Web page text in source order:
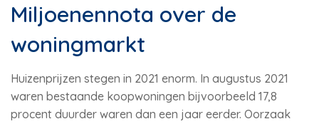
Miljoenennota over de
woningmarkt
Huizenprijzen stegen in 2021 enorm. In augustus 2021
waren bestaande koopwoningen bijvoorbeeld 17,8
procent duurder waren dan een jaar eerder. Oorzaak